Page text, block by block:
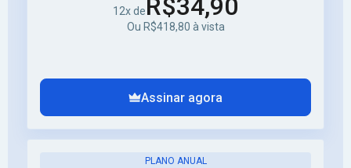
12x deR$34,90
Ou R$418,80 à vista
Assinar agora
PLANO ANUAL